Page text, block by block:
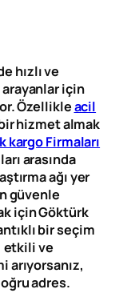
hızlı ve
için
Özellikleacil
hizmet almak
kargo Firmaları
arasında
ağı yer
güvenle
için Göktürk
bir seçim
etkili ve
adres.